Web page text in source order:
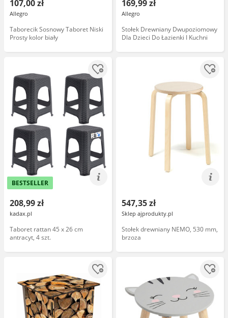
107,00 zł
Allegro
Taborecik Sosnowy Taboret Niski
Prosty kolor biały
169,99 zł
Allegro
Stołek Drewniany Dwupoziomowy
Dla Dzieci Do Łazienki I Kuchni
BESTSELLER
208,99 zł
kadax.pl
Taboret rattan 45 x 26 cm
antracyt, 4 szt.
547,35 zł
Sklep ajprodukty.pl
Stołek drewniany NEMO, 530 mm,
brzoza